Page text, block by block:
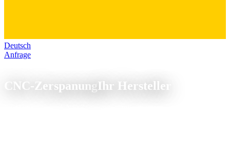
Deutsch
Anfrage
CNC-Zerspanung Ihr Hersteller